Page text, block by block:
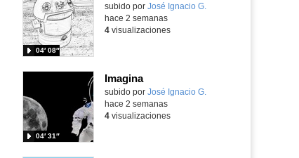
Contenido educativo.
subido por José Ignacio G.
04′ 08″
hace 2 semanas
4visualizaciones
Imagina
Contenido educativo.
subido por José Ignacio G.
04′ 31″
hace 2 semanas
4visualizaciones